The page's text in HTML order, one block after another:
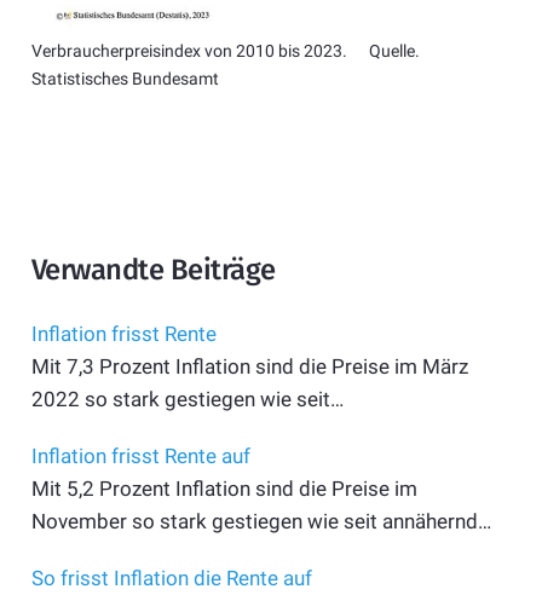
Verbraucherpreisindex von 2010 bis 2023. Quelle.
Statistisches Bundesamt
Verwandte Beiträge
Inflation frisst Rente
Mit 7,3 Prozent Inflation sind die Preise im März
2022 so stark gestiegen wie seit…
Inflation frisst Rente auf
Mit 5,2 Prozent Inflation sind die Preise im
November so stark gestiegen wie seit annähernd…
So frisst Inflation die Rente auf